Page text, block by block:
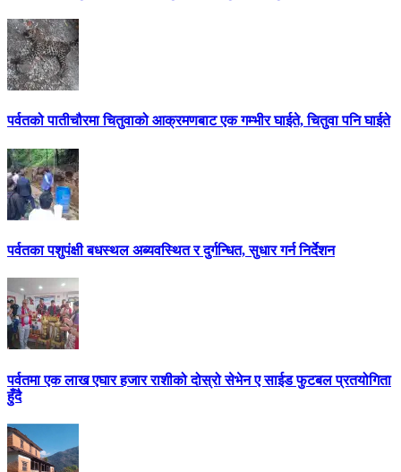
पर्वतको पातीचौरमा चितुवाको आक्रमणबाट एक गम्भीर घाईते, चितुवा पनि घाईते
पर्वतका पशुपंक्षी बधस्थल अब्यवस्थित र दुर्गन्धित, सुधार गर्न निर्देशन
पर्वतमा एक लाख एघार हजार राशीको दोस्रो सेभेन ए साईड फुटबल प्रतयोगिता
हुँदै